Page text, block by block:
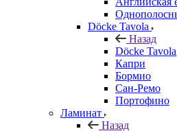
Döcke Tavola
Назад
Döcke Tavola
Капри
Бормио
Сан-Ремо
Портофино
Ламинат
Назад